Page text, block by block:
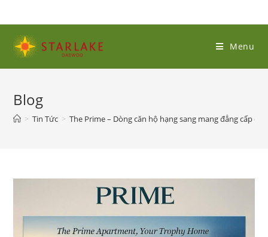
Menu
Blog
> Tin Tức > The Prime – Dòng căn hộ hạng sang mang đẳng cấp